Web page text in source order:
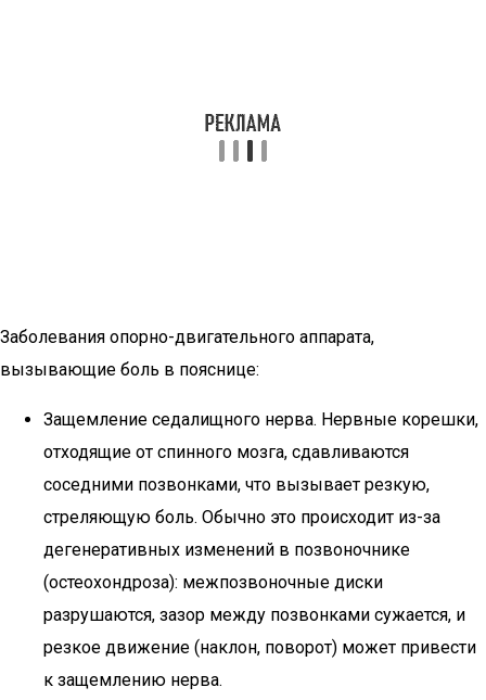
Заболевания опорно-двигательного аппарата,
вызывающие боль в пояснице:
Защемление седалищного нерва. Нервные корешки,
отходящие от спинного мозга, сдавливаются
соседними позвонками, что вызывает резкую,
стреляющую боль. Обычно это происходит из-за
дегенеративных изменений в позвоночнике
(остеохондроза): межпозвоночные диски
разрушаются, зазор между позвонками сужается, и
резкое движение (наклон, поворот) может привести
к защемлению нерва.